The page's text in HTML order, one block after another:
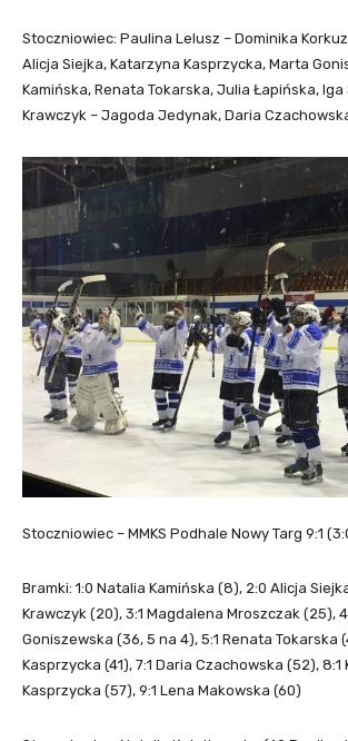
Stoczniowiec: Paulina Lelusz – Dominika
Alicja Siejka, Katarzyna Kasprzycka, Marta
Kamińska, Renata Tokarska, Julia Łapińska,
Krawczyk – Jagoda Jedynak, Daria
Stoczniowiec – MMKS Podhale Nowy Targ 9:1
Bramki: 1:0 Natalia Kamińska (8), 2:0 Alicja
Krawczyk (20), 3:1 Magdalena Mroszczak (25),
Goniszewska (36, 5 na 4), 5:1 Renata Tokarska
Kasprzycka (41), 7:1 Daria Czachowska (52), 8:1
Kasprzycka (57), 9:1 Lena Makowska (60)